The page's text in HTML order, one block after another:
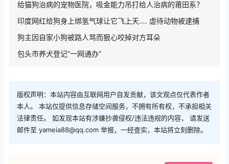
给猫狗治病的宠物医院，吸金能力吊打给人治病的莆田系？
印度网红给狗身上绑氢气球让它飞上天…. 虐待动物被逮捕
狗主因自家小狗被路人骂而狠心咬掉对方耳朵
包头市养犬登记“一网通办”
版权声明：本站内容由互联网用户自发贡献，该文观点仅代表作者
本人。 本站仅提供信息存储空间服务，不拥有所有权，不承担相关
法律责任。 如发现本站有涉嫌抄袭侵权/违法违规的内容， 请发送
邮件至 yameia88@qq.com 举报，一经查实，本站将立刻删除。